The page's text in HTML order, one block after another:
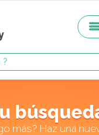
más? Haz una